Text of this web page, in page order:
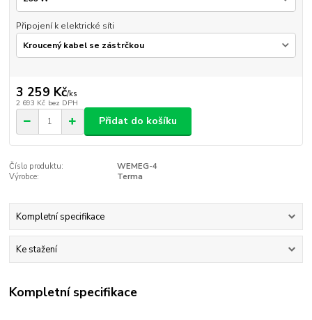
Připojení k elektrické síti
3 259 Kč/ks
2 693 Kč bez DPH
Přidat do košíku
Číslo produktu:
WEMEG-4
Výrobce:
Terma
Kompletní specifikace
Ke stažení
Kompletní specifikace